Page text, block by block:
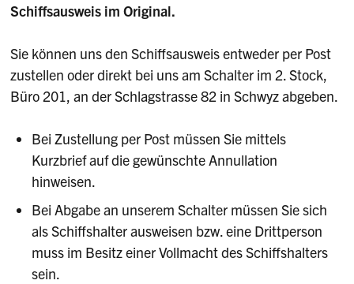
Schiffsausweis im Original.
Sie können uns den Schiffsausweis entweder per Post
zustellen oder direkt bei uns am Schalter im 2. Stock,
Büro 201, an der Schlagstrasse 82 in Schwyz abgeben.
Bei Zustellung per Post müssen Sie mittels
Kurzbrief auf die gewünschte Annullation
hinweisen.
Bei Abgabe an unserem Schalter müssen Sie sich
als Schiffshalter ausweisen bzw. eine Drittperson
muss im Besitz einer Vollmacht des Schiffshalters
sein.